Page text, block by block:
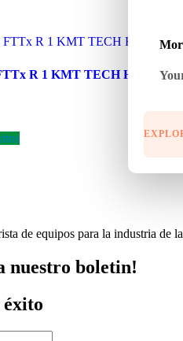
R 1 KMT TECH H-4779
de equipos para la industria de
nuestro boletin!
éxito